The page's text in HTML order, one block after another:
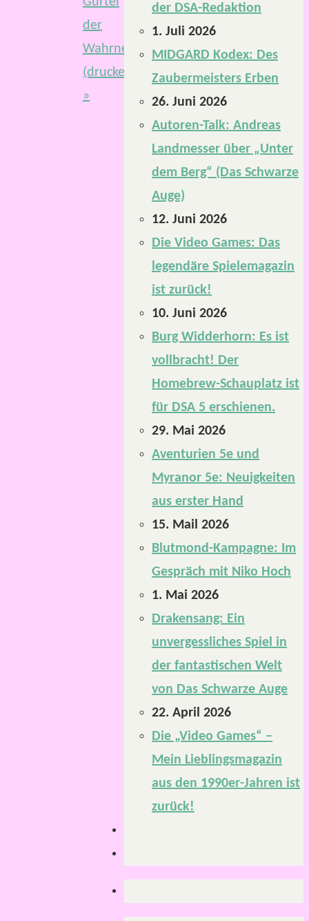
der
Wahrnehmung
(druckerfreundlich)
»
der DSA-Redaktion
1. Juli 2026
MIDGARD Kodex: Des
Zaubermeisters Erben
26. Juni 2026
Autoren-Talk: Andreas
Landmesser über „Unter
dem Berg“ (Das Schwarze
Auge)
12. Juni 2026
Die Video Games: Das
legendäre Spielemagazin
ist zurück!
10. Juni 2026
Burg Widderhorn: Es ist
vollbracht! Der
Homebrew-Schauplatz ist
für DSA 5 erschienen.
29. Mai 2026
Aventurien 5e und
Myranor 5e: Neuigkeiten
aus erster Hand
15. Mail 2026
Blutmond-Kampagne: Im
Gespräch mit Niko Hoch
1. Mai 2026
Drakensang: Ein
unvergessliches Spiel in
der fantastischen Welt
von Das Schwarze Auge
22. April 2026
Die „Video Games“ –
Mein Lieblingsmagazin
aus den 1990er-Jahren ist
zurück!